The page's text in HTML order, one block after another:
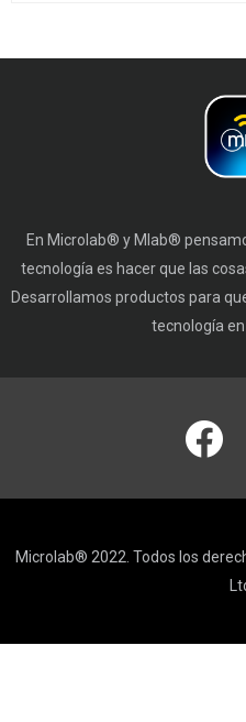
En Microlab® y Mlab®
tecnología es hacer que las
Desarrollamos productos para
tecnología en
Microlab® 2022. Todos los